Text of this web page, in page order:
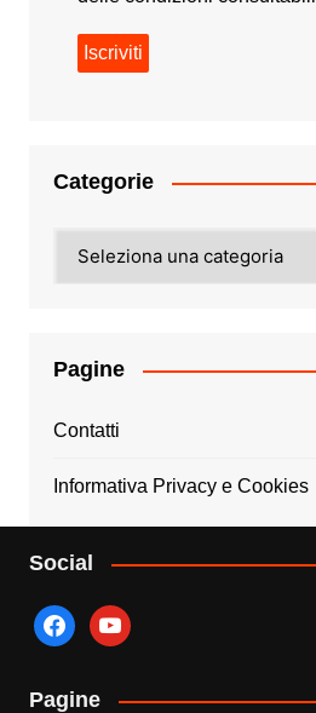
Categorie
Pagine
Contatti
Informativa Privacy e Cookies
Social
facebookyoutube
Pagine